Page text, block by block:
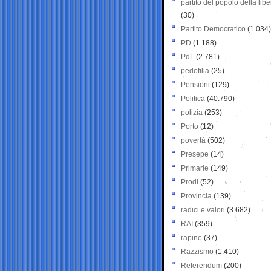
partito del popolo della
(30)
Partito Democratico (1.034)
PD (1.188)
PdL (2.781)
pedofilia (25)
Pensioni (129)
Politica (40.790)
polizia (253)
Porto (12)
povertà (502)
Presepe (14)
Primarie (149)
Prodi (52)
Provincia (139)
radici e valori (3.682)
RAI (359)
rapine (37)
Razzismo (1.410)
Referendum (200)